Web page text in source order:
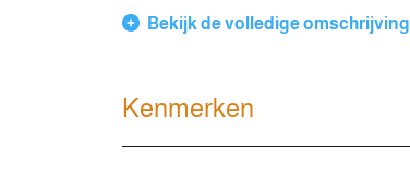
Bekijk de volledige omschrijving
Kenmerken